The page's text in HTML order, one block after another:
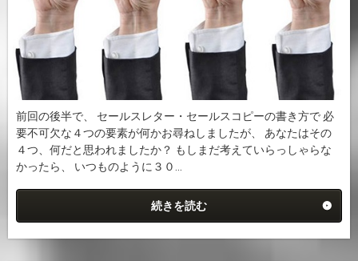
前回の後半で、 セールスレター・セールスコピーの書き方で 必
要不可欠な４つの要素が何かお尋ねしましたが、 あなたはその
４つ、何だと思われましたか？ もしまだ考えていらっしゃらな
かったら、 いつものように３０...
続きを読む